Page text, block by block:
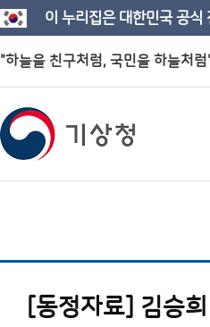
이 누리집은 대한민국 공식
"하늘을 친구처럼, 국민을 하늘처
[동정자료] 김승